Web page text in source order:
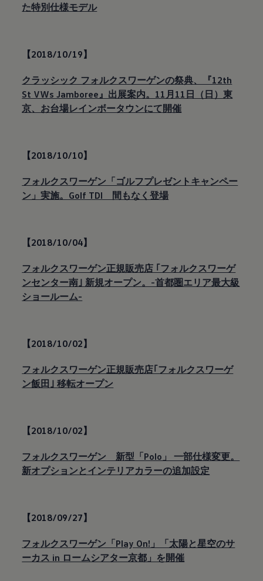
た特別仕様モデル
【2018/10/19】
クラッシック フォルクスワーゲンの祭典、『12th
St VWs Jamboree』出展案内。11月11日（日）東
京、お台場レインボータウンにて開催
【2018/10/10】
フォルクスワーゲン「ゴルフプレゼントキャンペー
ン」実施。Golf TDI 間もなく登場
【2018/10/04】
フォルクスワーゲン正規販売店 ｢フォルクスワーゲ
ンセンター南｣ 新規オープン。-首都圏エリア最大級
ショールーム-
【2018/10/02】
フォルクスワーゲン正規販売店｢フォルクスワーゲ
ン飯田｣ 移転オープン
【2018/10/02】
フォルクスワーゲン 新型「Polo」 一部仕様変更。
新オプションとインテリアカラーの追加設定
【2018/09/27】
フォルクスワーゲン「Play On!」「太陽と星空のサ
ーカス in ロームシアター京都」を開催